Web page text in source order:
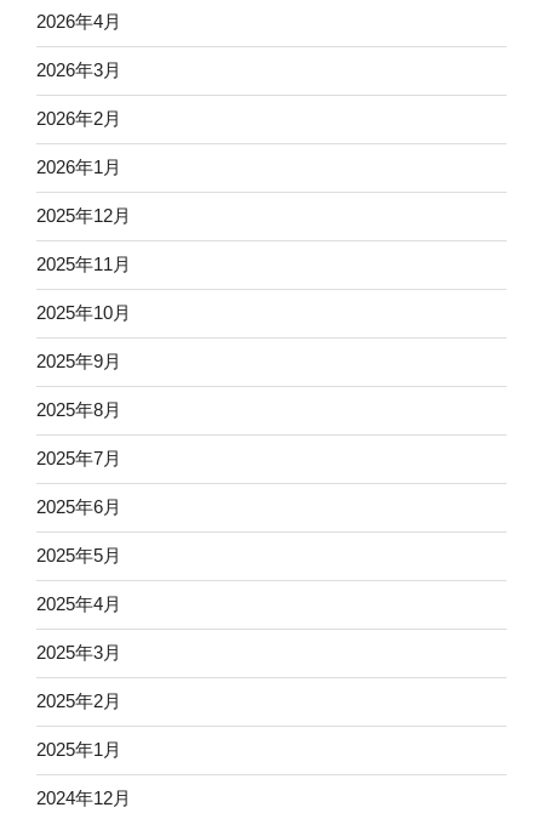
2026年4月
2026年3月
2026年2月
2026年1月
2025年12月
2025年11月
2025年10月
2025年9月
2025年8月
2025年7月
2025年6月
2025年5月
2025年4月
2025年3月
2025年2月
2025年1月
2024年12月